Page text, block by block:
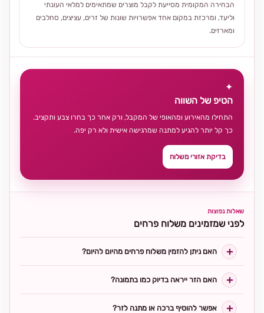
הבחירה המקומית מסייעת לקבל מוצרים שמתאימים למלאי העונתי
וליעד, ומרכזת במקום אחד אפשרויות שונות של זרים, עציצים, סחלבים
ומארזים.
✦
הטיפ של השווה
התחילו מהאירוע ומהאופי של המקבל, ורק אחר כך בחרו צבע ותקציב.
כך קל יותר להגיע למתנה שמרגישה אישית ולא רק יפה.
בדיקת אזורי משלוח
שאלות נפוצות
לפני שמזמינים משלוח פרחים
האם ניתן להזמין משלוח פרחים מהיום להיום?
האם הזר ייראה בדיוק כמו בתמונה?
אפשר להוסיף ברכה או מתנה לזר?